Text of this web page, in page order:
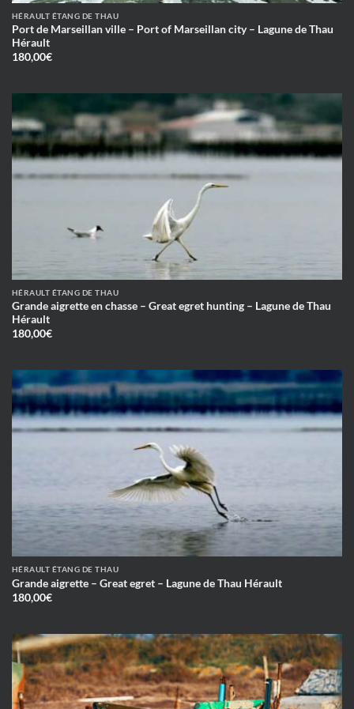
HÉRAULT ÉTANG DE THAU
Port de Marseillan ville – Port of Marseillan city – Lagune de Thau
Hérault
180,00€
HÉRAULT ÉTANG DE THAU
Grande aigrette en chasse – Great egret hunting – Lagune de Thau
Hérault
180,00€
HÉRAULT ÉTANG DE THAU
Grande aigrette – Great egret – Lagune de Thau Hérault
180,00€